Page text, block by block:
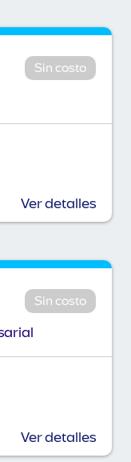
Sin costo
Ver detalles
Sin costo
Ver detalles